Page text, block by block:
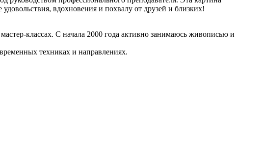
вдохновения и похвалу от друзей и близких!
классах. С начала 2000 года активно занимаюсь живописью и
техниках и направлениях.